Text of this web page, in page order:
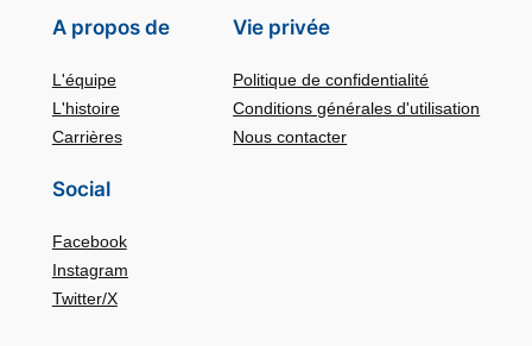
A propos de
L'équipe
L'histoire
Carrières
Vie privée
Politique de confidentialité
Conditions générales d'utilisation
Nous contacter
Social
Facebook
Instagram
Twitter/X